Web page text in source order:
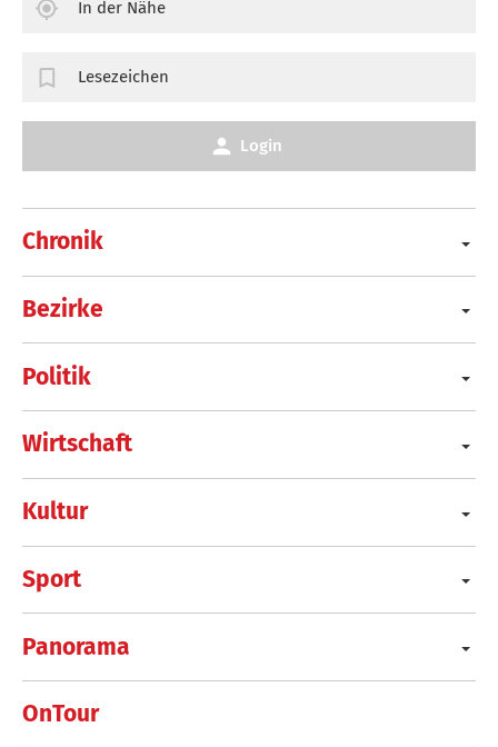
Chronik
Bezirke
Politik
Wirtschaft
Kultur
Sport
Panorama
OnTour
In der Nähe
Lesezeichen
Login